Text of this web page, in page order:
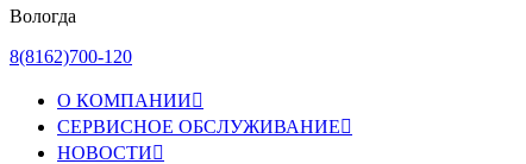
Вологда
8(8162)700-120
О КОМПАНИИ
СЕРВИСНОЕ ОБСЛУЖИВАНИЕ
НОВОСТИ